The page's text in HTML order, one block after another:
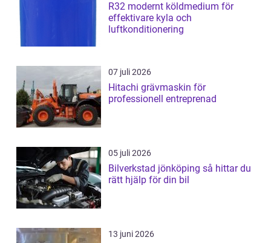
R32 modernt köldmedium för
effektivare kyla och
luftkonditionering
07 juli 2026
Hitachi grävmaskin för
professionell entreprenad
05 juli 2026
Bilverkstad jönköping så hittar du
rätt hjälp för din bil
13 juni 2026